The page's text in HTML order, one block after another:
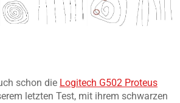
schon die Logitech G502 Proteus
letzten Test, mit ihrem schwarzen